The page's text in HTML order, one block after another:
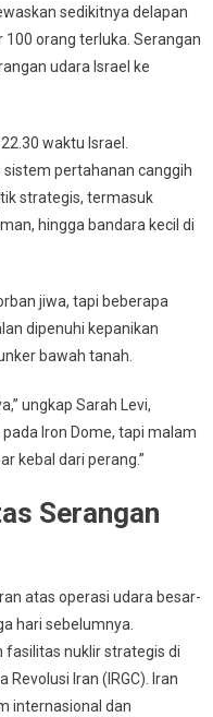
sedikitnya delapan
orang terluka. Serangan
udara Israel ke
waktu Israel.
pertahanan canggih
strategis, termasuk
hingga bandara kecil di
jiwa, tapi beberapa
dipenuhi kepanikan
bawah tanah.
ungkap Sarah Levi,
Iron Dome, tapi malam
kebal dari perang.”
Serangan
atas operasi udara besar-
hari sebelumnya.
nuklir strategis di
Iran (IRGC). Iran
internasional dan